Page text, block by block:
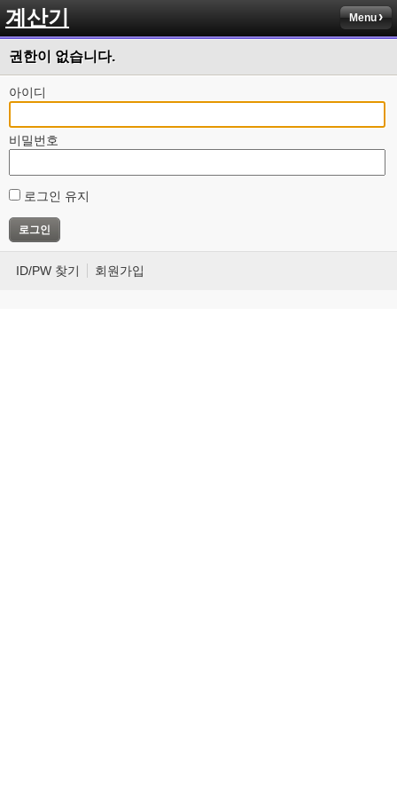
계산기 Menu
권한이 없습니다.
아이디
비밀번호
로그인 유지
ID/PW 찾기 회원가입